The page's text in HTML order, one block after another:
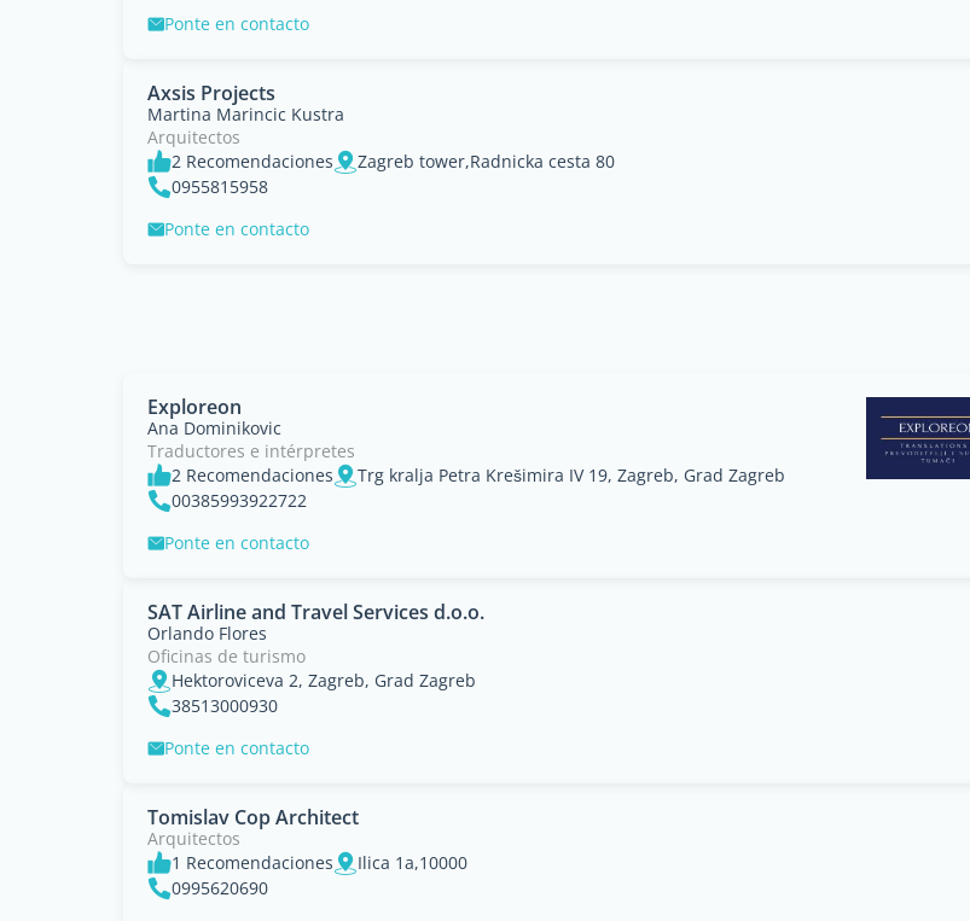
Ponte en contacto
Axsis Projects
Martina Marincic Kustra
Arquitectos
2 Recomendaciones
Zagreb tower,Radnicka cesta 80
0955815958
Ponte en contacto
Exploreon
Ana Dominikovic
Traductores e intérpretes
2 Recomendaciones
Trg kralja Petra Krešimira IV 19, Zagreb, Grad Zagreb
00385993922722
Ponte en contacto
SAT Airline and Travel Services d.o.o.
Orlando Flores
Oficinas de turismo
Hektoroviceva 2, Zagreb, Grad Zagreb
38513000930
Ponte en contacto
Tomislav Cop Architect
Arquitectos
1 Recomendaciones
Ilica 1a,10000
0995620690